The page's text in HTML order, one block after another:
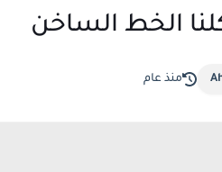
الخط الساخن
منذ عام